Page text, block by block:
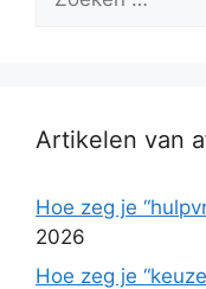
naar:
Artikelen van
Hoe zeg je
2026
Hoe zeg je